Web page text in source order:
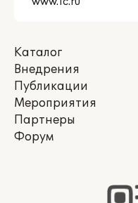
Каталог
Внедрения
Публикации
Мероприятия
Партнеры
Форум